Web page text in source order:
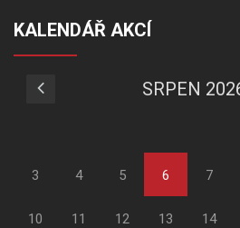
KALENDÁŘ AKCÍ
SRPEN
3 4 5 6 7
10 11 12 13 14